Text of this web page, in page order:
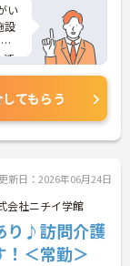
い
設
活
い
し
一
ト
、
てもらう
新日：2026年06月24日
会社ニチイ学館
り♪訪問介護
！＜常勤＞